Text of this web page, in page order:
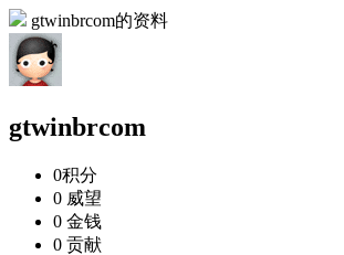
gtwinbrcom的资料
gtwinbrcom
0积分
0 威望
0 金钱
0 贡献